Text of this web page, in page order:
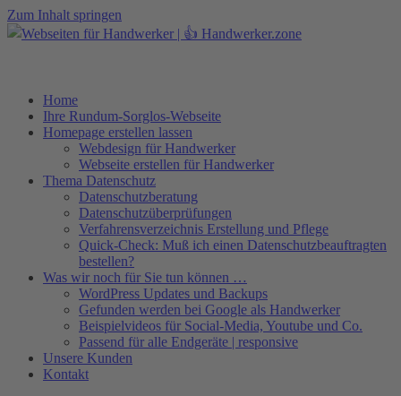
Zum Inhalt springen
Home
Ihre Rundum-Sorglos-Webseite
Homepage erstellen lassen
Webdesign für Handwerker
Webseite erstellen für Handwerker
Thema Datenschutz
Datenschutzberatung
Datenschutzüberprüfungen
Verfahrensverzeichnis Erstellung und Pflege
Quick-Check: Muß ich einen Datenschutzbeauftragten
bestellen?
Was wir noch für Sie tun können …
WordPress Updates und Backups
Gefunden werden bei Google als Handwerker
Beispielvideos für Social-Media, Youtube und Co.
Passend für alle Endgeräte | responsive
Unsere Kunden
Kontakt